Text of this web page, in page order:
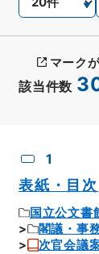
該当件数
マーク
1
表紙・目次
国立公文書
閣議・事
次官会議